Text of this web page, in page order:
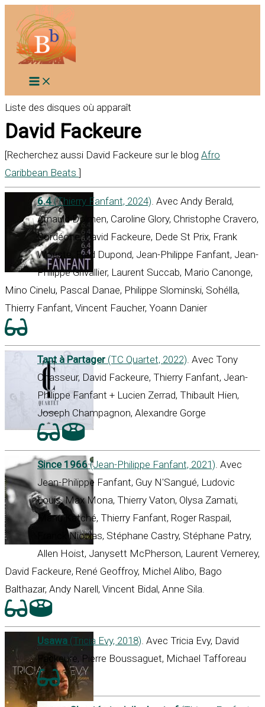
contenu
Liste des disques où apparaît
David Fackeure
[Recherchez aussi David Fackeure sur le blog Afro
Caribbean Beats ]
6.4(Thierry Fanfant, 2024). Avec Andy Berald,
Arnauld Dolmen, Caroline Glory, Christophe Cravero,
Cordéone, David Fackeure, Dede St Prix, Frank
Woeste, Fred Dupond, Jean-Philippe Fanfant, Jean-
Philippe Grivallier, Laurent Succab, Mario Canonge,
Mino Cinelu, Pascal Danae, Philippe Slominski, Sohélla,
Thierry Fanfant, Vincent Faucher, Yoann Danier
Tant à Partager (TC Quartet, 2022). Avec Tony
Chasseur, David Fackeure, Thierry Fanfant, Jean-
Philippe Fanfant + Lucien Zerrad, Thibault Hien,
Joseph Champagnon, Alexandre Gorge
Since 1966(Jean-Philippe Fanfant, 2021). Avec
Jean-Philippe Fanfant, Guy N'Sangué, Ludovic
Louis, Max Mona, Thierry Vaton, Olysa Zamati,
Manu Katché, Thierry Fanfant, Roger Raspail,
Franck Nicolas, Stéphane Castry, Stéphane Patry,
Allen Hoist, Janysett McPherson, Laurent Vernerey,
David Fackeure, René Geoffroy, Michel Alibo, Bago
Balthazar, Andy Narell, Vincent Bidal, Anne Sila.
Usawa (Tricia Evy, 2018). Avec Tricia Evy, David
Fackeure, Pierre Boussaguet, Michael Tafforeau